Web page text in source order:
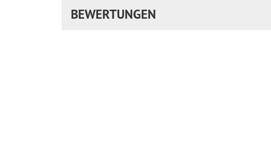
BEWERTUNGEN